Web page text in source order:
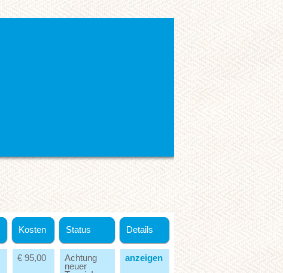
Kosten Status Details
€ 95,00
Achtung
neuer
anzeigen